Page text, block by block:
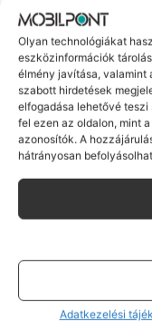
Olyan technológiákat
eszközinformációk
élmény javítása, valamint
szabott hirdetések
elfogadása lehetővé
fel ezen az oldalon, mint
azonosítók. A
hátrányosan
Adatkezelési
Hibázni emberi
Ha ritkán előfordul
hanem
Ha messze laksz,
probléma esetén
javítva vagy